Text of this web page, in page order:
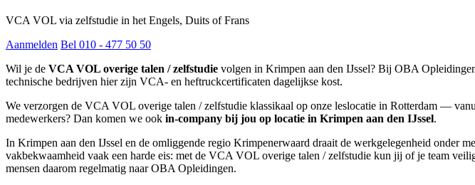
VCA VOL via zelfstudie in het Engels, Duits of Frans
Aanmelden Bel 010 - 477 50 50
Wil je de VCA VOL overige talen / zelfstudie volgen in Krimpen aan den IJssel? Bij OBA
technische bedrijven hier zijn VCA- en heftruckcertificaten dagelijkse kost.
We verzorgen de VCA VOL overige talen / zelfstudie klassikaal op onze leslocatie in Rotterdam —
medewerkers? Dan komen we ook in-company bij jou op locatie in Krimpen aan den IJssel.
In Krimpen aan den IJssel en de omliggende regio Krimpenerwaard draait de werkgelegenheid onder
vakbekwaamheid vaak een harde eis: met de VCA VOL overige talen / zelfstudie kun jij of je team
mensen daarom regelmatig naar OBA Opleidingen.